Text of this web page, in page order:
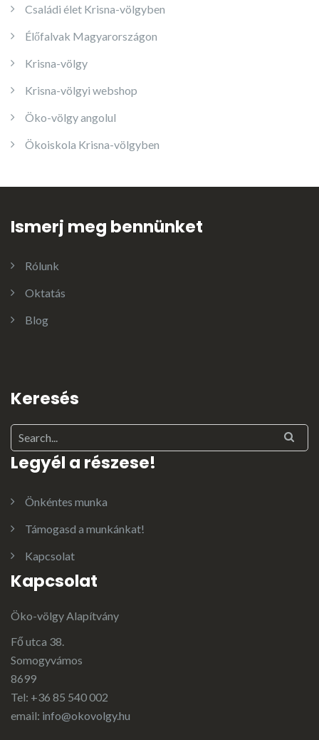
Családi élet Krisna-völgyben
Élőfalvak Magyarországon
Krisna-völgy
Krisna-völgyi webshop
Öko-völgy angolul
Ökoiskola Krisna-völgyben
Ismerj meg bennünket
Rólunk
Oktatás
Blog
Keresés
Legyél a részese!
Önkéntes munka
Támogasd a munkánkat!
Kapcsolat
Kapcsolat
Öko-völgy Alapítvány
Fő utca 38.
Somogyvámos
8699
Tel: +36 85 540 002
email: info@okovolgy.hu